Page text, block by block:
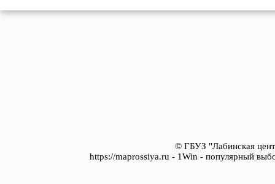
© ГБУЗ "Лабинская
https://maprossiya.ru - 1Win - популярный